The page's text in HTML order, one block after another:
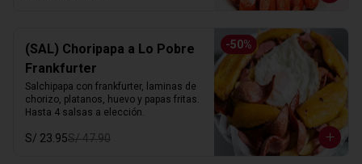
-50%
(SAL) Choripapa a Lo Pobre
Frankfurter
Salchipapa con frankfurter, laminas de
chorizo, platanos, huevo y papas fritas.
Hasta 4 salsas a elección.
S/ 23.95S/ 47.90